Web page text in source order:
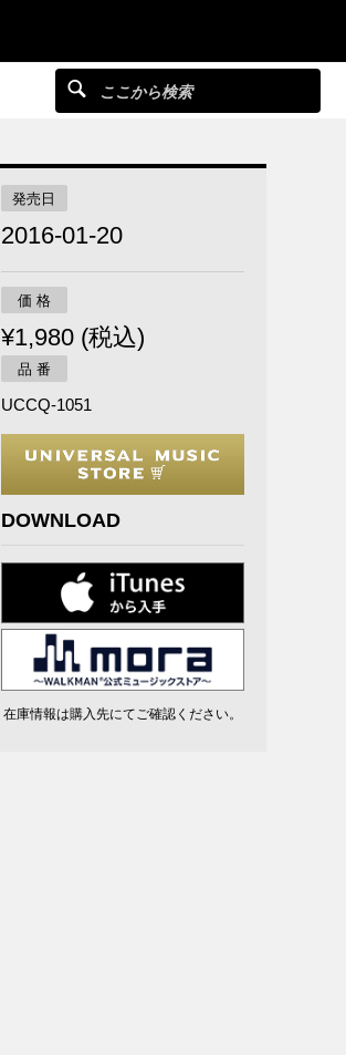
発売日
2016-01-20
価 格
¥1,980 (税込)
品 番
UCCQ-1051
DOWNLOAD
在庫情報は購入先にてご確認ください。